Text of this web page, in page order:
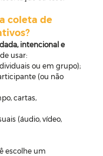
coleta de
intencional e
usar:
ou em grupo);
(ou não
cartas,
(áudio, vídeo,
escolhe um